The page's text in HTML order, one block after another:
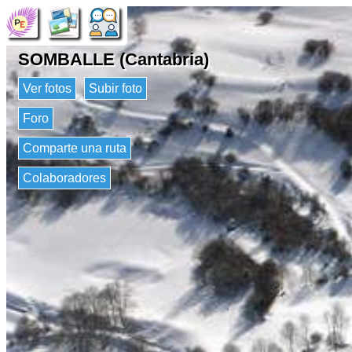
SOMBALLE (Cantabria)
Ver fotos Subir foto
Foro
Comparte una ruta
Colaboradores